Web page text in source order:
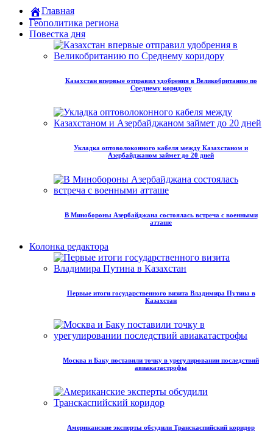
Главная
Геополитика региона
Повестка дня
Казахстан впервые отправил удобрения в Великобританию по
Среднему коридору
Укладка оптоволоконного кабеля между Казахстаном и
Азербайджаном займет до 20 дней
В Минобороны Азербайджана состоялась встреча с военными
атташе
Колонка редактора
Первые итоги государственного визита Владимира Путина в
Казахстан
Москва и Баку поставили точку в урегулировании последствий
авиакатастрофы
Американские эксперты обсудили Транскаспийский коридор